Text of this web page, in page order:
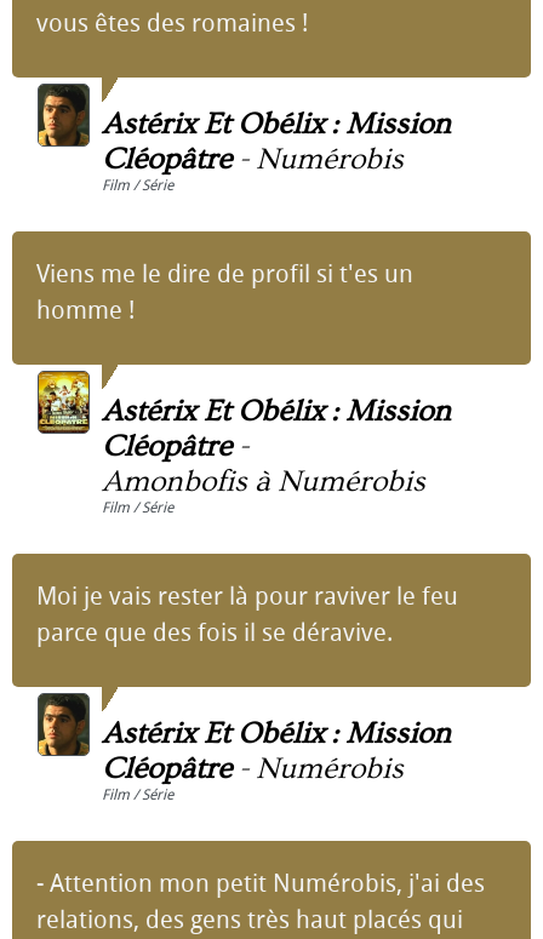
vous êtes des romaines !
Astérix Et Obélix : Mission
Cléopâtre- Numérobis
Film / Série
Viens me le dire de profil si t'es un
homme !
Astérix Et Obélix : Mission
Cléopâtre-
Amonbofis à Numérobis
Film / Série
Moi je vais rester là pour raviver le feu
parce que des fois il se déravive.
Astérix Et Obélix : Mission
Cléopâtre- Numérobis
Film / Série
- Attention mon petit Numérobis, j'ai des
relations, des gens très haut placés qui